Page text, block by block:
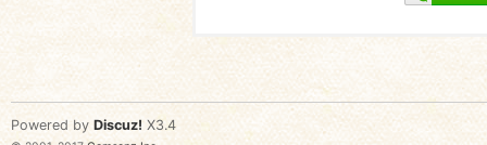
Powered by Discuz! X3.4